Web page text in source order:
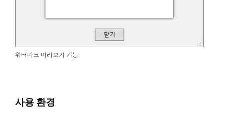
워터마크 미리보기 기능
사용 환경